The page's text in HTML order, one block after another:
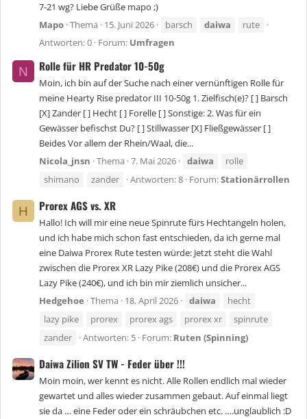
7-21 wg? Liebe Grüße mapo ;)
Mapo Thema 15. Juni 2026 barsch daiwa
rute
Antworten: 0 Forum: Umfragen
N Rolle für HR Predator 10-50g
Moin, ich bin auf der Suche nach einer vernünftigen Rolle für
meine Hearty Rise predator III 10-50g 1. Zielfisch(e)? [ ] Barsch
[X] Zander [ ] Hecht [ ] Forelle [ ] Sonstige: 2. Was für ein
Gewässer befischst Du? [ ] Stillwasser [X] Fließgewässer [ ]
Beides Vor allem der Rhein/Waal, die...
Nicola_jnsn Thema 7. Mai 2026 daiwa
rolle
shimano
zander Antworten: 8 Forum:Stationärrollen
H Prorex AGS vs. XR
Hallo! Ich will mir eine neue Spinrute fürs Hechtangeln holen,
und ich habe mich schon fast entschieden, da ich gerne mal
eine Daiwa Prorex Rute testen würde: Jetzt steht die Wahl
zwischen die Prorex XR Lazy Pike (208€) und die Prorex AGS
Lazy Pike (240€), und ich bin mir ziemlich unsicher...
Hedgehoe Thema 18. April 2026 daiwa
hecht
lazy pike
prorex prorex ags prorex xr
spinrute
zander
Antworten: 5 Forum: Ruten (Spinning)
Daiwa Zilion SV TW - Feder über !!!
Moin moin, wer kennt es nicht. Alle Rollen endlich mal wieder
gewartet und alles wieder zusammen gebaut. Auf einmal liegt
sie da … eine Feder oder ein schräubchen etc. ….unglaublich :D